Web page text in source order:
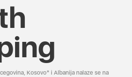
Kosovo* i Albanija nalaze se na